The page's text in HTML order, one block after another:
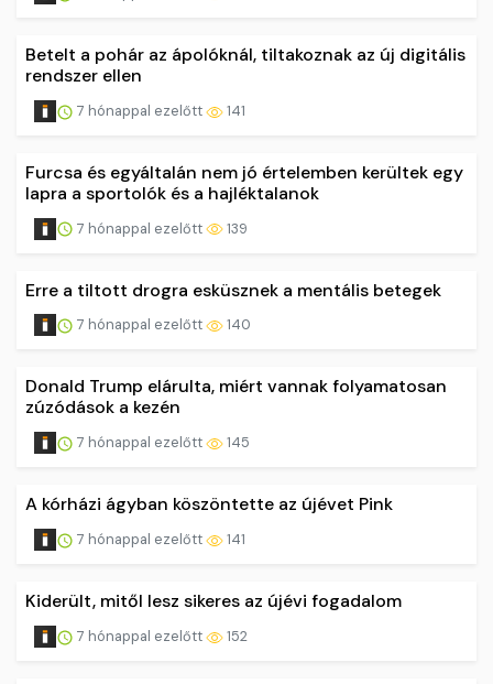
Betelt a pohár az ápolóknál, tiltakoznak az új digitális
rendszer ellen
7 hónappal ezelőtt 141
Furcsa és egyáltalán nem jó értelemben kerültek egy
lapra a sportolók és a hajléktalanok
7 hónappal ezelőtt 139
Erre a tiltott drogra esküsznek a mentális betegek
7 hónappal ezelőtt 140
Donald Trump elárulta, miért vannak folyamatosan
zúzódások a kezén
7 hónappal ezelőtt 145
A kórházi ágyban köszöntette az újévet Pink
7 hónappal ezelőtt 141
Kiderült, mitől lesz sikeres az újévi fogadalom
7 hónappal ezelőtt 152